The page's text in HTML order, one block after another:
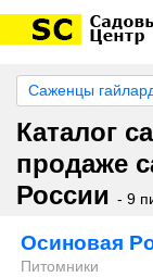
Саженцы
Каталог
продаже
России - 9
Осиновая
Питомники